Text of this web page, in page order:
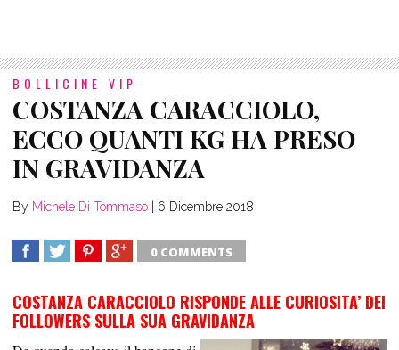
BOLLICINE VIP
COSTANZA CARACCIOLO,
ECCO QUANTI KG HA PRESO
IN GRAVIDANZA
By Michele Di Tommaso 6 Dicembre 2018
0 COMMENTS
COSTANZA CARACCIOLO RISPONDE ALLE CURIOSITA’ DEI
FOLLOWERS SULLA SUA GRAVIDANZA